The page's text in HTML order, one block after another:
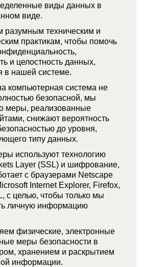
виды данных в
виде.
разумным техническим и
практикам, чтобы помочь
и целостность данных,
в нашей системе.
компьютерная система не
безопасной, мы
меры, реализованные
снижают вероятность
до уровня,
типу данных.
используют технологию
Layer (SSL) и шифрование,
с браузерами Netscape
Internet Explorer, Firefox,
с целью, чтобы только мы
личную информацию
физические, электронные
меры безопасности в
хранением и раскрытием
информации.